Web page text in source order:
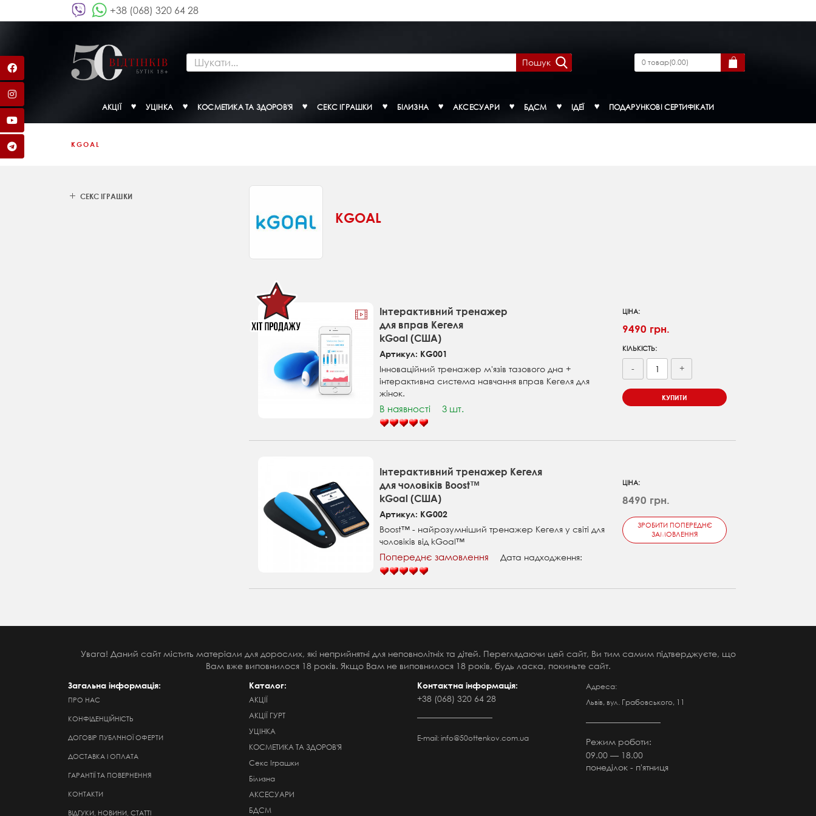
+38 (068) 320 64 28
Пошук 0товар(0.00)
АКЦІЇ УЦІНКА КОСМЕТИКА ТА ЗДОРОВ'Я СЕКС ІГРАШКИ БІЛИЗНА АКСЕСУАРИ БДСМ ІДЕЇ ПОДАРУНКОВІ СЕРТИФІКАТИ
KGOAL
СЕКС ІГРАШКИ
KGOAL
Інтерактивний тренажер
для вправ Кегеля
kGoal (США)
Артикул: KG001
Інноваційний тренажер м'язів тазового дна +
інтерактивна система навчання вправ Кегеля для
жінок.
В наявності 3 шт.
ЦІНА:
9490 грн.
КІЛЬКІСТЬ:
- +
КУПИТИ
Інтерактивний тренажер Кегеля
для чоловіків Boost™
kGoal (США)
Артикул: KG002
Boost™ - найрозумніший тренажер Кегеля у світі для
чоловіків від kGoal™
Попереднє замовлення Дата надходження:
ЦІНА:
8490 грн.
ЗРОБИТИ ПОПЕРЕДНЄ
ЗАМОВЛЕННЯ
Увага! Даний сайт містить матеріали для дорослих, які неприйнятні для неповнолітніх та дітей. Переглядаючи цей сайт, Ви тим самим підтверджуєте, що
Вам вже виповнилося 18 років. Якщо Вам не виповнилося 18 років, будь ласка, покиньте сайт.
Загальна інформація:
ПРО НАС
КОНФІДЕНЦІЙНІСТЬ
ДОГОВІР ПУБЛІЧНОЇ ОФЕРТИ
ДОСТАВКА І ОПЛАТА
ГАРАНТІЇ ТА ПОВЕРНЕННЯ
КОНТАКТИ
ВІДГУКИ, НОВИНИ, СТАТТІ
Каталог:
АКЦІЇ
АКЦІЇ ГУРТ
УЦІНКА
КОСМЕТИКА ТА ЗДОРОВ'Я
Секс Іграшки
Білизна
АКСЕСУАРИ
БДСМ
Контактна інформація:
+38 (068) 320 64 28
E-mail:info@50ottenkov.com.ua
Адреса:
Львів, вул. Грабовського, 11
Режим роботи:
09.00 — 18.00
понеділок - п'ятниця